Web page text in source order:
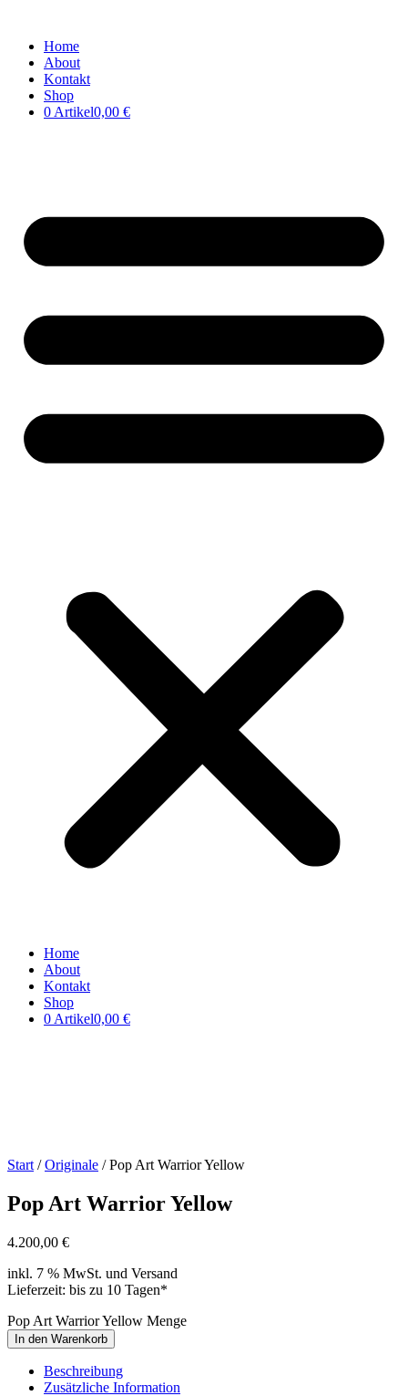
Home
About
Kontakt
Shop
0 Artikel0,00 €
Home
About
Kontakt
Shop
0 Artikel0,00 €
Start /Originale / Pop Art Warrior Yellow
Pop Art Warrior Yellow
4.200,00 €
inkl. 7 % MwSt. und Versand
Lieferzeit: bis zu 10 Tagen*
Pop Art Warrior Yellow Menge
In den Warenkorb
Beschreibung
Zusätzliche Information